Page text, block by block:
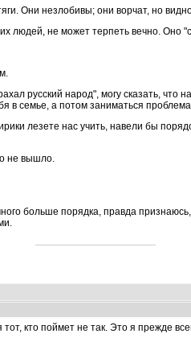
Они незлобивы; они ворчат, но
людей, не может терпеть вечно. Оно
русский народ", могу сказать, что
в семье, а потом заниматься
лезете нас учить, навели бы
не вышло.
больше порядка, правда
кто поймет не так. Это я прежде